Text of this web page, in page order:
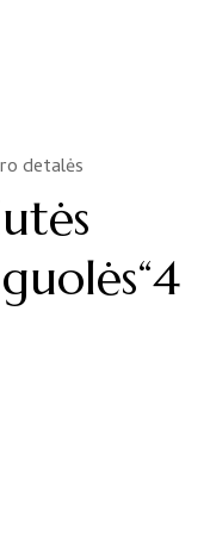
detalės